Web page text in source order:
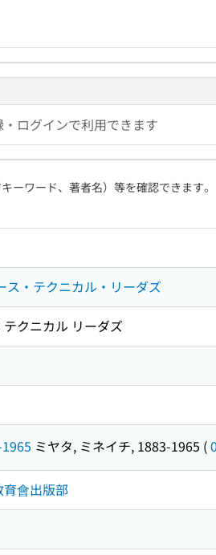
ログインで利用できます
ーワード、著者名）等を確認できます。
ス・テクニカル・リーダズ
クニカル リーダズ
ミヤタ, ミネイチ, 1883-1965 (
育會出版部